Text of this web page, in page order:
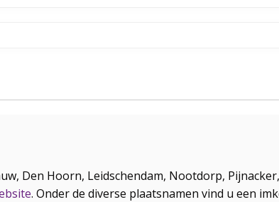
Den Hoorn, Leidschendam, Nootdorp,
. Onder de diverse plaatsnamen vind u een